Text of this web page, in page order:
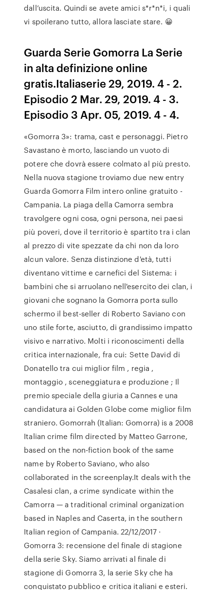
dall’uscita. Quindi se avete amici s*r*n*i, i quali
vi spoilerano tutto, allora lasciate stare. 😀
Guarda Serie Gomorra La Serie
in alta definizione online
gratis.Italiaserie 29, 2019. 4 - 2.
Episodio 2 Mar. 29, 2019. 4 - 3.
Episodio 3 Apr. 05, 2019. 4 - 4.
«Gomorra 3»: trama, cast e personaggi. Pietro
Savastano è morto, lasciando un vuoto di
potere che dovrà essere colmato al più presto.
Nella nuova stagione troviamo due new entry
Guarda Gomorra Film intero online gratuito -
Campania. La piaga della Camorra sembra
travolgere ogni cosa, ogni persona, nei paesi
più poveri, dove il territorio è spartito tra i clan
al prezzo di vite spezzate da chi non da loro
alcun valore. Senza distinzione d'età, tutti
diventano vittime e carnefici del Sistema: i
bambini che si arruolano nell'esercito dei clan, i
giovani che sognano la Gomorra porta sullo
schermo il best-seller di Roberto Saviano con
uno stile forte, asciutto, di grandissimo impatto
visivo e narrativo. Molti i riconoscimenti della
critica internazionale, fra cui: Sette David di
Donatello tra cui miglior film , regia ,
montaggio , sceneggiatura e produzione ; Il
premio speciale della giuria a Cannes e una
candidatura ai Golden Globe come miglior film
straniero. Gomorrah (Italian: Gomorra) is a 2008
Italian crime film directed by Matteo Garrone,
based on the non-fiction book of the same
name by Roberto Saviano, who also
collaborated in the screenplay.It deals with the
Casalesi clan, a crime syndicate within the
Camorra — a traditional criminal organization
based in Naples and Caserta, in the southern
Italian region of Campania. 22/12/2017 ·
Gomorra 3: recensione del finale di stagione
della serie Sky. Siamo arrivati al finale di
stagione di Gomorra 3, la serie Sky che ha
conquistato pubblico e critica italiani e esteri.